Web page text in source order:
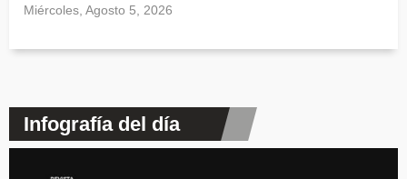
Miércoles, Agosto 5, 2026
Infografía del día